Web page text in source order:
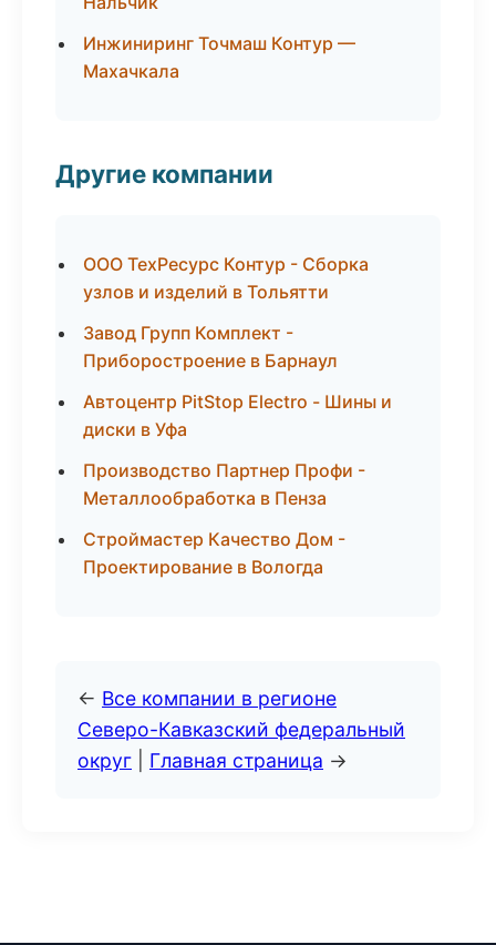
Инжиниринг Точмаш Контур —
Махачкала
Другие компании
ООО ТехРесурс Контур - Сборка
узлов и изделий в Тольятти
Завод Групп Комплект -
Приборостроение в Барнаул
Автоцентр PitStop Electro - Шины и
диски в Уфа
Производство Партнер Профи -
Металлообработка в Пенза
Строймастер Качество Дом -
Проектирование в Вологда
← Все компании в регионе
Северо-Кавказский федеральный
округ
Главная страница →